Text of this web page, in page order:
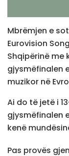
Mbrëmjen e
Eurovision
Shqipërinë me
gjysmëfinalen
muzikor në
Ai do të jetë i
gjysmëfinalen
kenë
Pas provës